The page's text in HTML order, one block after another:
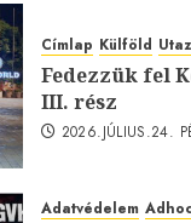
Címlap Külföld
Fedezzük fel
III. rész
2026.JÚLIUS.24.
Adatvédelem